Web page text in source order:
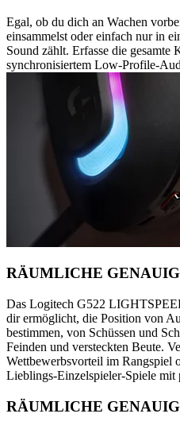
Egal, ob du dich an Wachen
einsammelst oder einfach nur in
Sound zählt. Erfasse die gesamte
synchronisiertem Low-Profile-
RÄUMLICHE
Das Logitech G522
dir ermöglicht, die Position von
bestimmen, von Schüssen und
Feinden und versteckten Beute.
Wettbewerbsvorteil im Rangspiel
Lieblings-Einzelspieler-Spiele
RÄUMLICHE